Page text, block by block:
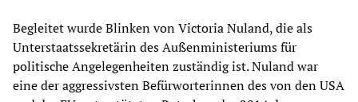
Begleitet wurde Blinken von Victoria Nuland, die als
Unterstaatssekretärin des Außenministeriums für
politische Angelegenheiten zuständig ist. Nuland war
eine der aggressivsten Befürworterinnen des von den USA